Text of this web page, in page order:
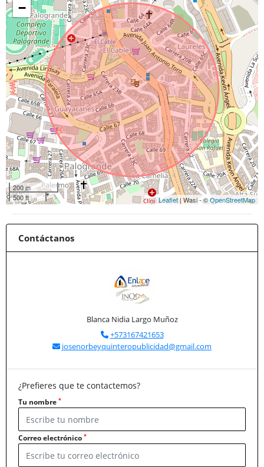
−
200 m
500 ft
Leaflet| Wasi - ©OpenStreetMap
Contáctanos
Blanca Nidia Largo Muñoz
+573167421653
josenorbeyquinteropublicidad@gmail.com
¿Prefieres que te contactemos?
Tu nombre *
Correo electrónico *